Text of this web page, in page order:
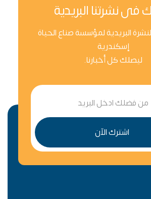
فى نشرتنا البريدية
البريدية لمؤسسة صناع الحياة
إسكندرية
ليصلك كل أخبارنا.
اشترك الآن